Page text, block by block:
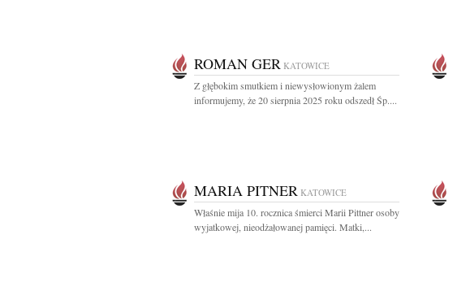
ROMAN GER KATOWICE
Z głębokim smutkiem i niewysłowionym żalem
informujemy, że 20 sierpnia 2025 roku odszedł Śp....
MARIA PITNER KATOWICE
Właśnie mija 10. rocznica śmierci Marii Pittner osoby
wyjatkowej, nieodżałowanej pamięci. Matki,...